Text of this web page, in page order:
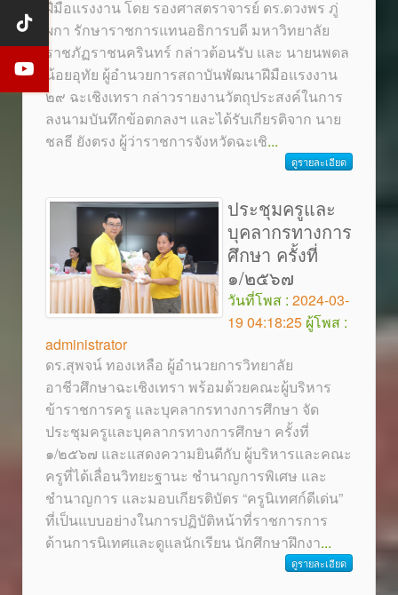
ฝีมือแรงงาน โดย รองศาสตราจารย์ ดร.ดวงพร ภู่
ผกา รักษาราชการแทนอธิการบดี มหาวิทยาลัย
ราชภัฏราชนครินทร์ กล่าวต้อนรับ และ นายนพดล
น้อยอุทัย ผู้อำนวยการสถาบันพัฒนาฝีมือแรงงาน
๒๙ ฉะเชิงเทรา กล่าวรายงานวัตถุประสงค์ในการ
ลงนามบันทึกข้อตกลงฯ และได้รับเกียรติจาก นาย
ชลธี ยังตรง ผู้ว่าราชการจังหวัดฉะเชิ...
ดูรายละเอียด
ประชุมครูและ
บุคลากรทางการ
ศึกษา ครั้งที่
๑/๒๕๖๗
วันที่โพส : 2024-03-
19 04:18:25 ผู้โพส :
administrator
ดร.สุพจน์ ทองเหลือ ผู้อำนวยการวิทยาลัย
อาชีวศึกษาฉะเชิงเทรา พร้อมด้วยคณะผู้บริหาร
ข้าราชการครู และบุคลากรทางการศึกษา จัด
ประชุมครูและบุคลากรทางการศึกษา ครั้งที่
๑/๒๕๖๗ และแสดงความยินดีกับ ผู้บริหารและคณะ
ครูที่ได้เลื่อนวิทยะฐานะ ชำนาญการพิเศษ และ
ชำนาญการ และมอบเกียรติบัตร “ครูนิเทศก์ดีเด่น”
ที่เป็นแบบอย่างในการปฏิบัติหน้าที่ราชการการ
ด้านการนิเทศและดูแลนักเรียน นักศึกษาฝึกงา...
ดูรายละเอียด